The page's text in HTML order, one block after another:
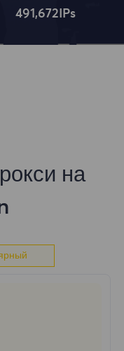
491,672 IPs
на